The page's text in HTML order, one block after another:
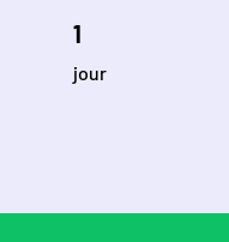
1
jour
1 jour